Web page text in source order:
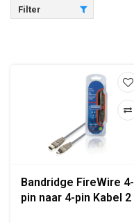
Filter
Bandridge FireWire 4-
pin naar 4-pin Kabel 2